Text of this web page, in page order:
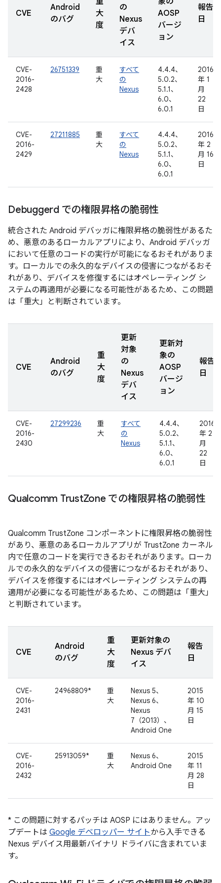
CVE
Android
のバグ
大
度
の
Nexus
デバ
イス
AOSP
バージ
ョン
報告
日
CVE-
2016-
2428
26751339
重
大
すべて
の
Nexus
4.4.4、
5.0.2、
5.1.1、
6.0、
6.0.1
2016
年 1
月
22
日
CVE-
2016-
2429
27211885
重
大
すべて
の
Nexus
4.4.4、
5.0.2、
5.1.1、
6.0、
6.0.1
2016
年 2
月 16
日
Debuggerd での権限昇格の脆弱性
統合された Android デバッガに権限昇格の脆弱性があるた
め、悪意のあるローカルアプリにより、Android デバッガ
において任意のコードの実行が可能になるおそれがありま
す。ローカルでの永久的なデバイスの侵害につながるおそ
れがあり、デバイスを修復するにはオペレーティング シ
ステムの再適用が必要になる可能性があるため、この問題
は「重大」と判断されています。
CVE
Android
のバグ
重
大
度
更新
対象
の
Nexus
デバ
イス
更新対
象の
AOSP
バージ
ョン
報告
日
CVE-
2016-
2430
27299236
重
大
すべて
の
Nexus
4.4.4、
5.0.2、
5.1.1、
6.0、
6.0.1
2016
年 2
月
22
日
Qualcomm TrustZone での権限昇格の脆弱性
Qualcomm TrustZone コンポーネントに権限昇格の脆弱性
があり、悪意のあるローカルアプリが TrustZone カーネル
内で任意のコードを実行できるおそれがあります。ローカ
ルでの永久的なデバイスの侵害につながるおそれがあり、
デバイスを修復するにはオペレーティング システムの再
適用が必要になる可能性があるため、この問題は「重大」
と判断されています。
CVE
Android
のバグ
重
大
度
更新対象の
Nexus デバ
イス
報告
日
CVE-
2016-
2431
24968809*
重
大
Nexus 5、
Nexus 6、
Nexus
7（2013）、
Android One
2015
年 10
月 15
日
CVE-
2016-
2432
25913059*
重
大
Nexus 6、
Android One
2015
年 11
月 28
日
* この問題に対するパッチは AOSP にはありません。アッ
プデートは Google デベロッパー サイトから入手できる
Nexus デバイス用最新バイナリ ドライバに含まれていま
す。